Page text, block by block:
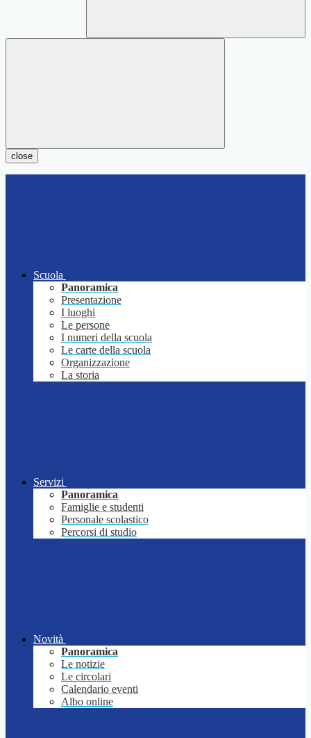
close
Scuola
Panoramica
Presentazione
I luoghi
Le persone
I numeri della scuola
Le carte della scuola
Organizzazione
La storia
Servizi
Panoramica
Famiglie e studenti
Personale scolastico
Percorsi di studio
Novità
Panoramica
Le notizie
Le circolari
Calendario eventi
Albo online